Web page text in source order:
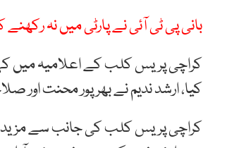
بانی پی ٹی آئی نے پارٹی میں نہ
کراچی پریس کلب کے اعلامیہ میں
کیا، ارشد ندیم نے بھرپور محنت اور
کراچی پریس کلب کی جانب سے مزید